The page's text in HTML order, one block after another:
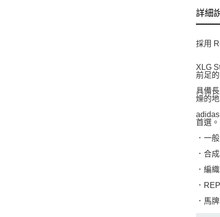
詳細
採用
XLG
前足
具備
燥的
首選。
．一
．合
．編
．
．馬